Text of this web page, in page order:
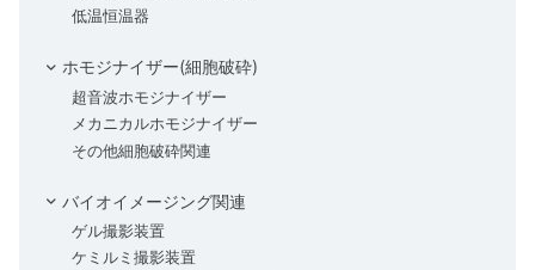
低温恒温器
ホモジナイザー(細胞破砕)
超音波ホモジナイザー
メカニカルホモジナイザー
その他細胞破砕関連
バイオイメージング関連
ゲル撮影装置
ケミルミ撮影装置